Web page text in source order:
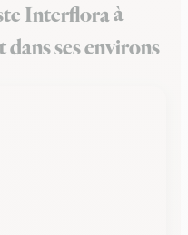
Interflora à
ses environs